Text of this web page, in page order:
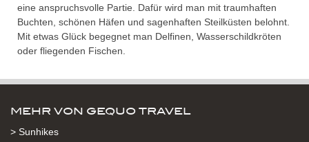
eine anspruchsvolle Partie. Dafür wird man mit traumhaften
Buchten, schönen Häfen und sagenhaften Steilküsten belohnt.
Mit etwas Glück begegnet man Delfinen, Wasserschildkröten
oder fliegenden Fischen.
MEHR VON GEQUO TRAVEL
> Sunhikes